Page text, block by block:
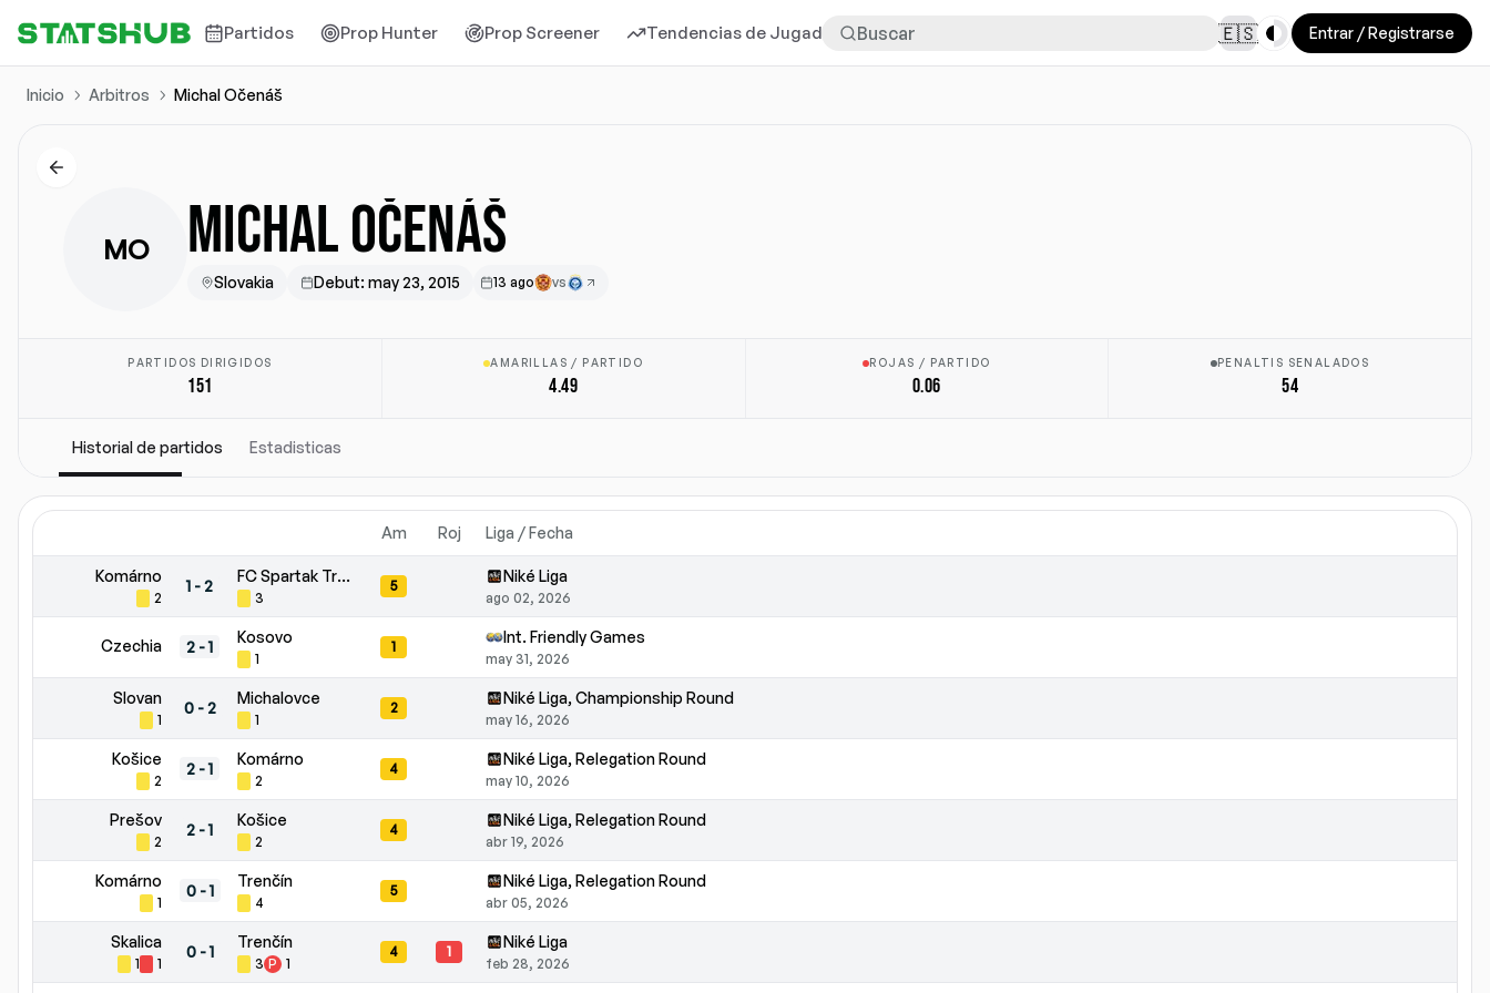
Partidos Prop Hunter Prop Screener Tendencias de Jugadores Más 🇪🇸 Toggle theme
Entrar / Registrarse
Inicio Arbitros Michal Očenáš
MO MICHAL OČENÁŠ
Slovakia Debut: may 23, 2015 13 ago vs
PARTIDOS DIRIGIDOS
151
AMARILLAS / PARTIDO
4.49
ROJAS / PARTIDO
0.06
PENALTIS SENALADOS
54
Historial de partidos Estadisticas
Am Roj Liga / Fecha
Komárno
2
1 -2
FC Spartak Trnava
3
5
Niké Liga
ago 02, 2026
Czechia 2 -1
Kosovo
1
1
Int. Friendly Games
may 31, 2026
Slovan
1
0-2
Michalovce
1
2
Niké Liga, Championship Round
may 16, 2026
Košice
2
2 -1
Komárno
2
4
Niké Liga, Relegation Round
may 10, 2026
Prešov
2
2 -1
Košice
2
4
Niké Liga, Relegation Round
abr 19, 2026
Komárno
1
0-1
Trenčín
4
5
Niké Liga, Relegation Round
abr 05, 2026
Skalica
1 1
0-1
Trenčín
3 P 1
4 1
Niké Liga
feb 28, 2026